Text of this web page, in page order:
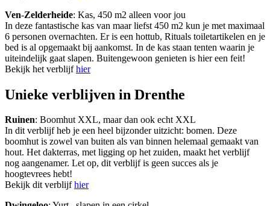
Ven-Zelderheide: Kas, 450 m2 alleen voor jou
In deze fantastische kas van maar liefst 450 m2 kun je met maximaal
6 personen overnachten. Er is een hottub, Rituals toiletartikelen en je
bed is al opgemaakt bij aankomst. In de kas staan tenten waarin je
uiteindelijk gaat slapen. Buitengewoon genieten is hier een feit!
Bekijk het verblijfhier
Unieke verblijven in Drenthe
Ruinen: Boomhut XXL, maar dan ook echt XXL
In dit verblijf heb je een heel bijzonder uitzicht: bomen. Deze
boomhut is zowel van buiten als van binnen helemaal gemaakt van
hout. Het dakterras, met ligging op het zuiden, maakt het verblijf
nog aangenamer. Let op, dit verblijf is geen succes als je
hoogtevrees hebt!
Bekijk dit verblijfhier